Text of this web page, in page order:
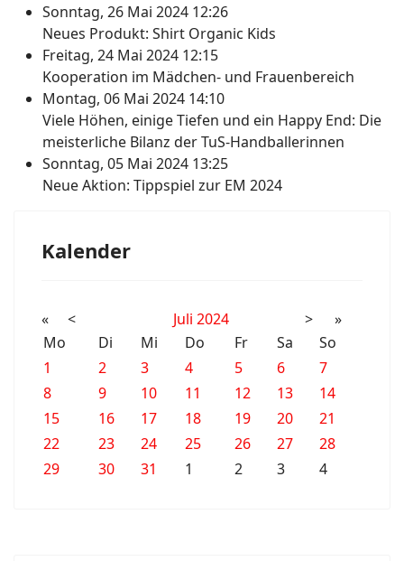
Sonntag, 26 Mai 2024 12:26
Neues Produkt: Shirt Organic Kids
Freitag, 24 Mai 2024 12:15
Kooperation im Mädchen- und Frauenbereich
Montag, 06 Mai 2024 14:10
Viele Höhen, einige Tiefen und ein Happy End: Die
meisterliche Bilanz der TuS-Handballerinnen
Sonntag, 05 Mai 2024 13:25
Neue Aktion: Tippspiel zur EM 2024
Kalender
« < Juli 2024 >
»
Mo
Di Mi Do Fr Sa
So
1
2 3 4 5 6
7
8
9 10 11 12 13
14
15
16 17 18 19 20
21
22
23 24 25 26 27
28
29
30 31 1 2 3 4